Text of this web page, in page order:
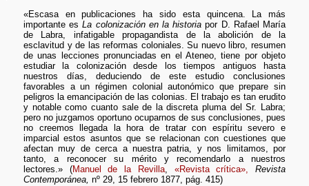
«Escasa en publicaciones ha sido esta quincena. La más
importante esLa colonización en la historia por D. Rafael María
de Labra, infatigable propagandista de la abolición de la
esclavitud y de las reformas coloniales. Su nuevo libro, resumen
de unas lecciones pronunciadas en el Ateneo, tiene por objeto
estudiar la colonización desde los tiempos antiguos hasta
nuestros días, deduciendo de este estudio conclusiones
favorables a un régimen colonial autonómico que prepare sin
peligros la emancipación de las colonias. El trabajo es tan erudito
y notable como cuanto sale de la discreta pluma del Sr. Labra;
pero no juzgamos oportuno ocuparnos de sus conclusiones, pues
no creemos llegada la hora de tratar con espíritu severo e
imparcial estos asuntos que se relacionan con cuestiones que
afectan muy de cerca a nuestra patria, y nos limitamos, por
tanto, a reconocer su mérito y recomendarlo a nuestros
lectores.» (Manuel de la Revilla, «Revista crítica»,
Revista
Contemporánea, nº 29, 15 febrero 1877, pág. 415)